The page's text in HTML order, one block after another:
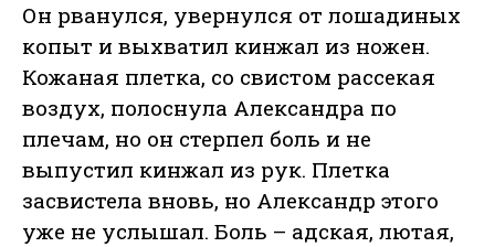
Он рванулся, увернулся от лошадиных
копыт и выхватил кинжал из ножен.
Кожаная плетка, со свистом рассекая
воздух, полоснула Александра по
плечам, но он стерпел боль и не
выпустил кинжал из рук. Плетка
засвистела вновь, но Александр этого
уже не услышал. Боль – адская, лютая,